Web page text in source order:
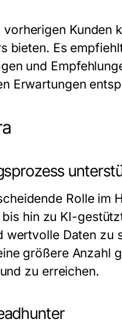
Kunden
bieten. Es
und
Erwartungen
Rolle im
hin zu KI-
Daten zu
größere Anzahl
zu erreichen.